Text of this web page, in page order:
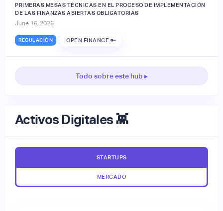
PRIMERAS MESAS TÉCNICAS EN EL PROCESO DE IMPLEMENTACIÓN
DE LAS FINANZAS ABIERTAS OBLIGATORIAS
June 16, 2026
REGULACIÓN OPEN FINANCE 🔑
Todo sobre este hub ▸
Activos Digitales 👾
STARTUPS
MERCADO